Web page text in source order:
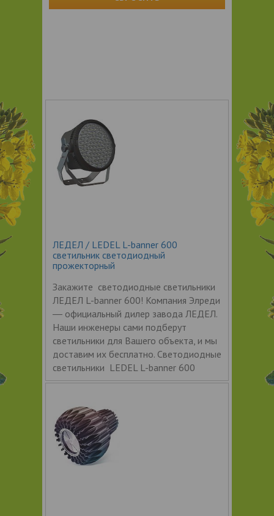
ЛЕДЕЛ / LEDEL L-banner 600
светильник светодиодный
прожекторный
Закажите светодиодные светильники
ЛЕДЕЛ L-banner 600! Компания Элреди
― официальный дилер завода ЛЕДЕЛ.
Наши инженеры сами подберут
светильники для Вашего объекта, и мы
доставим их бесплатно. Светодиодные
светильники LEDEL L-banner 600